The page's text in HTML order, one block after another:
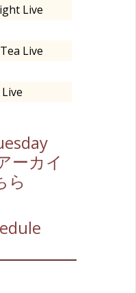
Live
Live
ーカイ
ら